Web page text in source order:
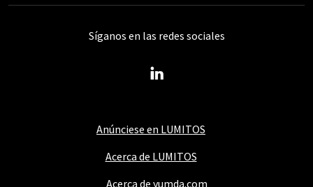
Anúnciese en LUMITOS
Acerca de LUMITOS
Acerca de yumda.com
Síganos en las redes sociales